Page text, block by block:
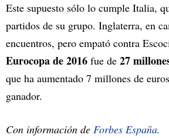
Este supuesto sólo lo cumple Italia,
partidos de su grupo. Inglaterra, en
encuentros, pero empató contra
Eurocopa de 2016 fue de 27
que ha aumentado 7 millones de
ganador.
Con información de Forbes España.